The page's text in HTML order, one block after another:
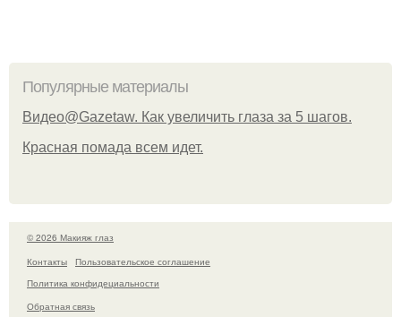
Популярные материалы
Видео@Gazetaw. Как увеличить глаза за 5 шагов.
Красная помада всем идет.
© 2026 Макияж глаз
Контакты
Пользовательское соглашение
Политика конфидециальности
Обратная связь